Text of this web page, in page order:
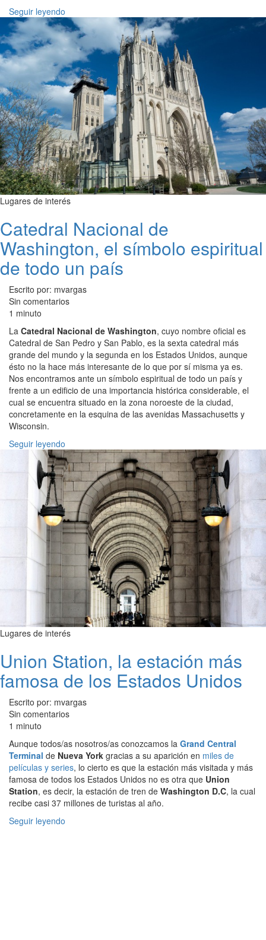
Seguir leyendo
Lugares de interés
Catedral Nacional de
Washington, el símbolo espiritual
de todo un país
Escrito por: mvargas
Sin comentarios
1 minuto
La Catedral Nacional de Washington, cuyo nombre oficial es
Catedral de San Pedro y San Pablo, es la sexta catedral más
grande del mundo y la segunda en los Estados Unidos, aunque
ésto no la hace más interesante de lo que por sí misma ya es.
Nos encontramos ante un símbolo espiritual de todo un país y
frente a un edificio de una importancia histórica considerable, el
cual se encuentra situado en la zona noroeste de la ciudad,
concretamente en la esquina de las avenidas Massachusetts y
Wisconsin.
Seguir leyendo
Lugares de interés
Union Station, la estación más
famosa de los Estados Unidos
Escrito por: mvargas
Sin comentarios
1 minuto
Aunque todos/as nosotros/as conozcamos la Grand Central
Terminal de Nueva York gracias a su aparición en miles de
películas y series, lo cierto es que la estación más visitada y más
famosa de todos los Estados Unidos no es otra que Union
Station, es decir, la estación de tren de Washington D.C, la cual
recibe casi 37 millones de turistas al año.
Seguir leyendo